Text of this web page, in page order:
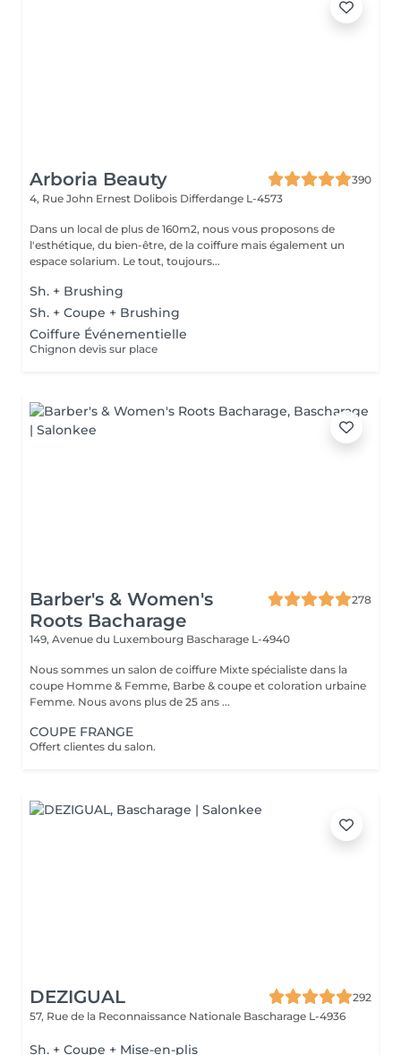
Arboria Beauty
390
4, Rue John Ernest Dolibois Differdange L-4573
Dans un local de plus de 160m2, nous vous proposons de
l'esthétique, du bien-être, de la coiffure mais également un
espace solarium. Le tout, toujours...
Sh. + Brushing
Sh. + Coupe + Brushing
Coiffure Événementielle
Chignon devis sur place
Barber's & Women's
Roots Bacharage
278
149, Avenue du Luxembourg Bascharage L-4940
Nous sommes un salon de coiffure Mixte spécialiste dans la
coupe Homme & Femme, Barbe & coupe et coloration urbaine
Femme. Nous avons plus de 25 ans ...
COUPE FRANGE
Offert clientes du salon.
DEZIGUAL
292
57, Rue de la Reconnaissance Nationale Bascharage L-4936
Sh. + Coupe + Mise-en-plis